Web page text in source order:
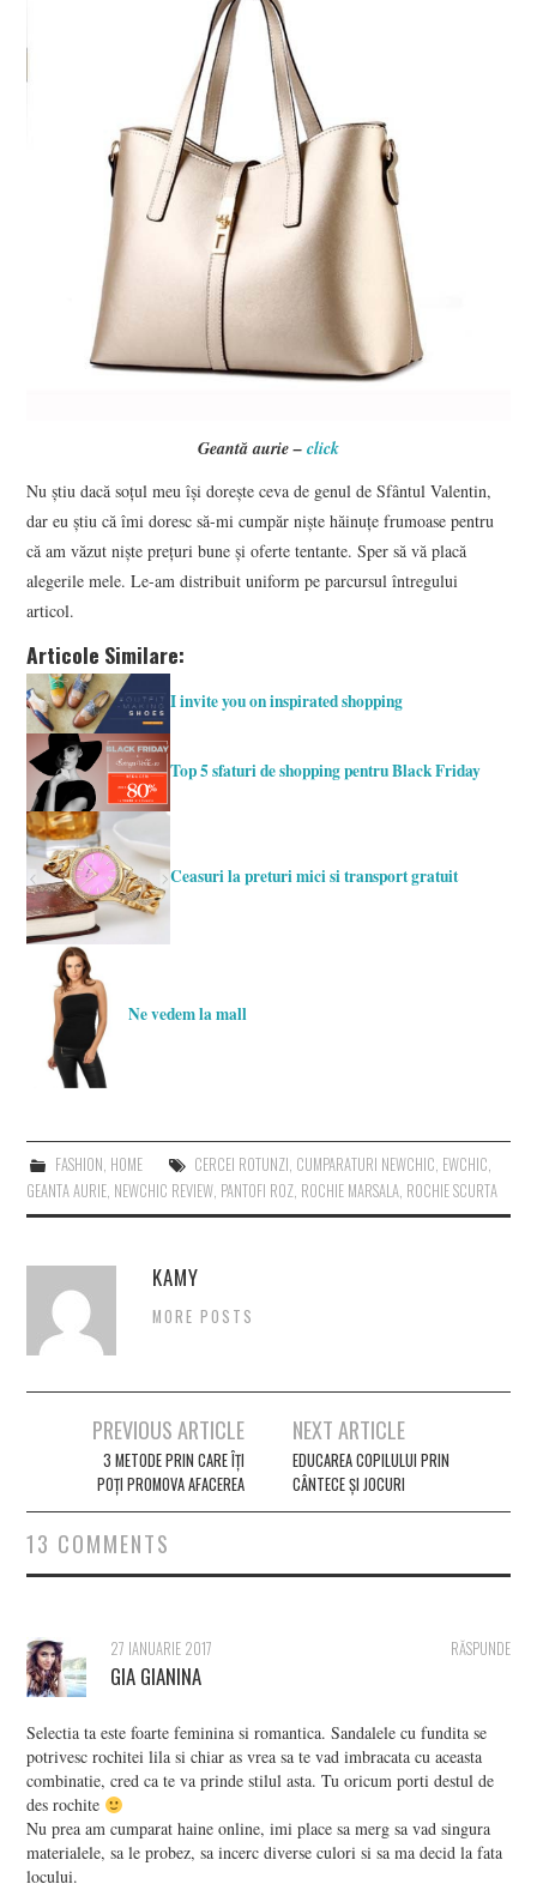
Geantă aurie – click
Nu știu dacă soțul meu își dorește ceva de genul de Sfântul Valentin,
dar eu știu că îmi doresc să-mi cumpăr niște hăinuțe frumoase pentru
că am văzut niște prețuri bune și oferte tentante. Sper să vă placă
alegerile mele. Le-am distribuit uniform pe parcursul întregului
articol.
Articole Similare:
I invite you on inspirated shopping
Top 5 sfaturi de shopping pentru Black Friday
Ceasuri la preturi mici si transport gratuit
Ne vedem la mall
FASHION, HOME CERCEI ROTUNZI, CUMPARATURI NEWCHIC, EWCHIC,
GEANTA AURIE, NEWCHIC REVIEW, PANTOFI ROZ, ROCHIE MARSALA, ROCHIE SCURTA
KAMY
MORE POSTS
navigation
PREVIOUS ARTICLE
3 METODE PRIN CARE ÎȚI
POȚI PROMOVA AFACEREA
NEXT ARTICLE
EDUCAREA COPILULUI PRIN
CÂNTECE ȘI JOCURI
13 COMMENTS
RĂSPUNDE
27 IANUARIE 2017
GIA GIANINA
Selectia ta este foarte feminina si romantica. Sandalele cu fundita se
potrivesc rochitei lila si chiar as vrea sa te vad imbracata cu aceasta
combinatie, cred ca te va prinde stilul asta. Tu oricum porti destul de
des rochite
Nu prea am cumparat haine online, imi place sa merg sa vad singura
materialele, sa le probez, sa incerc diverse culori si sa ma decid la fata
locului.